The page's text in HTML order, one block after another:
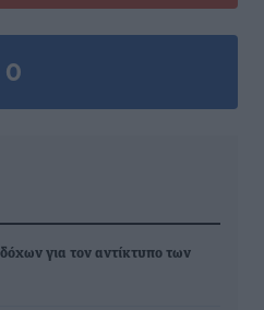
0
για τον αντίκτυπο των